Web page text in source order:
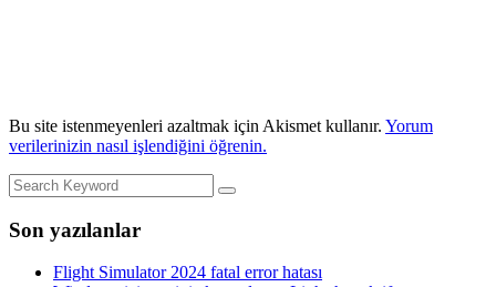
Bu site istenmeyenleri azaltmak için Akismet kullanır. Yorum
verilerinizin nasıl işlendiğini öğrenin.
Son yazılanlar
Flight Simulator 2024 fatal error hatası